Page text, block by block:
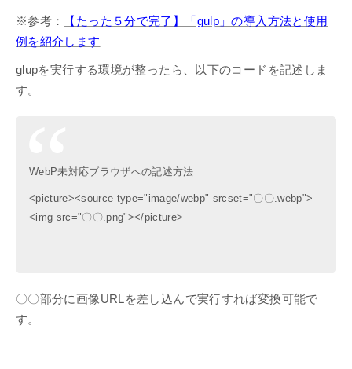
※参考：
【たった５分で完了】「gulp」の導入方法と使用
例を紹介します
glupを実行する環境が整ったら、以下のコードを記述しま
す。
WebP未対応ブラウザへの記述方法
<picture><source type="image/webp" srcset="〇〇.webp">
<img src="〇〇.png"></picture>
〇〇部分に画像URLを差し込んで実行すれば変換可能で
す。